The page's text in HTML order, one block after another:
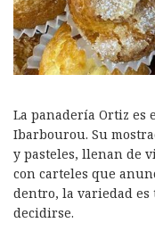
La panadería Ortiz es
Ibarbourou. Su
y pasteles, llenan de
con carteles que
dentro, la variedad
decidirse.